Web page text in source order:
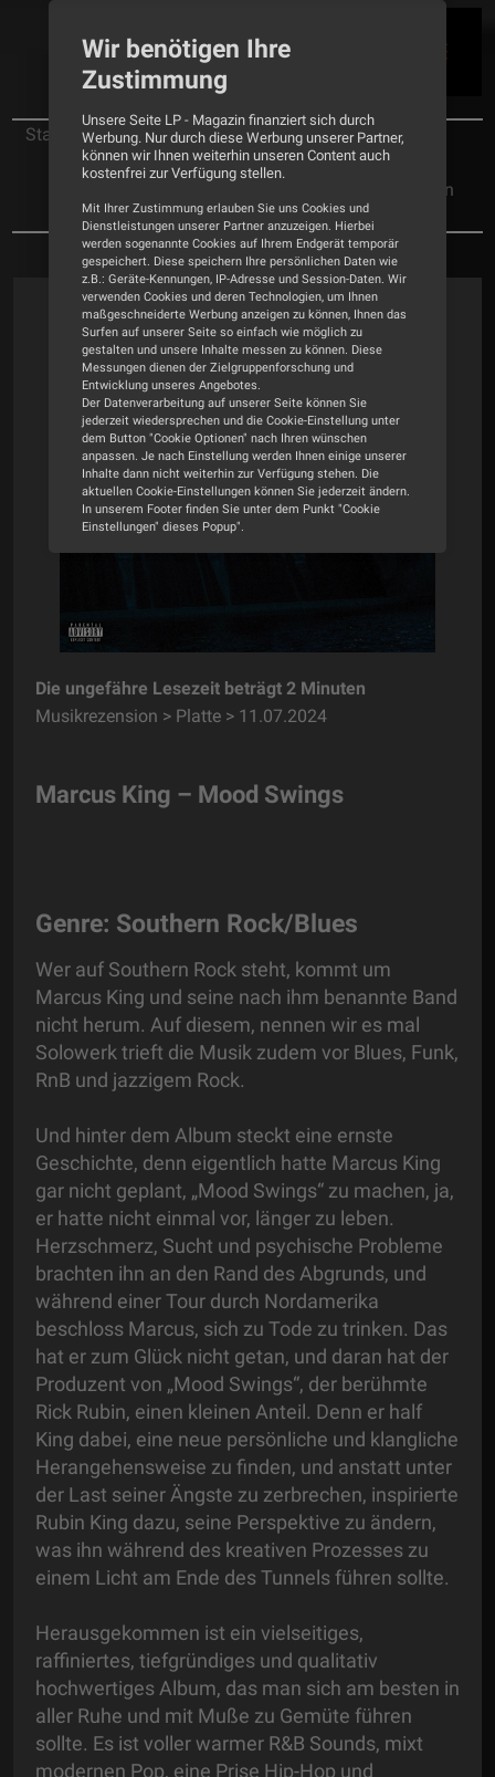
Startseite Tests
Platte
Republic Records
Marcus King – Mood Swings - Genre: Southern
Rock/Blues
Die ungefähre Lesezeit beträgt 2 Minuten
Musikrezension > Platte > 11.07.2024
Marcus King – Mood Swings
Genre: Southern Rock/Blues
Wer auf Southern Rock steht, kommt um
Marcus King und seine nach ihm benannte Band
nicht herum. Auf diesem, nennen wir es mal
Solowerk trieft die Musik zudem vor Blues, Funk,
RnB und jazzigem Rock.
Und hinter dem Album steckt eine ernste
Geschichte, denn eigentlich hatte Marcus King
gar nicht geplant, „Mood Swings“ zu machen, ja,
er hatte nicht einmal vor, länger zu leben.
Herzschmerz, Sucht und psychische Probleme
brachten ihn an den Rand des Abgrunds, und
während einer Tour durch Nordamerika
beschloss Marcus, sich zu Tode zu trinken. Das
hat er zum Glück nicht getan, und daran hat der
Produzent von „Mood Swings“, der berühmte
Rick Rubin, einen kleinen Anteil. Denn er half
King dabei, eine neue persönliche und klangliche
Herangehensweise zu finden, und anstatt unter
der Last seiner Ängste zu zerbrechen, inspirierte
Rubin King dazu, seine Perspektive zu ändern,
was ihn während des kreativen Prozesses zu
einem Licht am Ende des Tunnels führen sollte.
Herausgekommen ist ein vielseitiges,
raffiniertes, tiefgründiges und qualitativ
hochwertiges Album, das man sich am besten in
aller Ruhe und mit Muße zu Gemüte führen
sollte. Es ist voller warmer R&B Sounds, mixt
modernen Pop, eine Prise Hip-Hop und
Wir benötigen Ihre
Zustimmung
Unsere Seite LP - Magazin finanziert sich durch
Werbung. Nur durch diese Werbung unserer Partner,
können wir Ihnen weiterhin unseren Content auch
kostenfrei zur Verfügung stellen.
Mit Ihrer Zustimmung erlauben Sie uns Cookies und
Dienstleistungen unserer Partner anzuzeigen. Hierbei
werden sogenannte Cookies auf Ihrem Endgerät temporär
gespeichert. Diese speichern Ihre persönlichen Daten wie
z.B.: Geräte-Kennungen, IP-Adresse und Session-Daten. Wir
verwenden Cookies und deren Technologien, um Ihnen
maßgeschneiderte Werbung anzeigen zu können, Ihnen das
Surfen auf unserer Seite so einfach wie möglich zu
gestalten und unsere Inhalte messen zu können. Diese
Messungen dienen der Zielgruppenforschung und
Entwicklung unseres Angebotes.
Der Datenverarbeitung auf unserer Seite können Sie
jederzeit wiedersprechen und die Cookie-Einstellung unter
dem Button "Cookie Optionen" nach Ihren wünschen
anpassen. Je nach Einstellung werden Ihnen einige unserer
Inhalte dann nicht weiterhin zur Verfügung stehen. Die
aktuellen Cookie-Einstellungen können Sie jederzeit ändern.
In unserem Footer finden Sie unter dem Punkt "Cookie
Einstellungen" dieses Popup".
Impressum Datenschutz